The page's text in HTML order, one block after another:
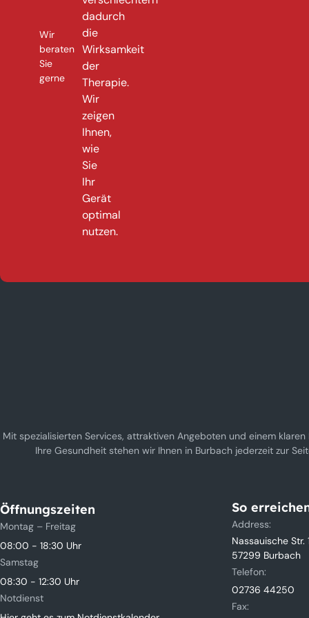
Wir
beraten
Sie
gerne
dadurch
die
Wirksamkeit
der
Therapie.
Wir
zeigen
Ihnen,
wie
Sie
Ihr
Gerät
optimal
nutzen.
Mit spezialisierten Services, attraktiven Angeboten und einem klaren
Ihre Gesundheit stehen wir Ihnen in Burbach jederzeit zur
Öffnungszeiten
Montag – Freitag
08:00 - 18:30 Uhr
Samstag
08:30 - 12:30 Uhr
Notdienst
So
Address:
Nassauische Str.
57299 Burbach
Telefon:
02736 44250
Fax: